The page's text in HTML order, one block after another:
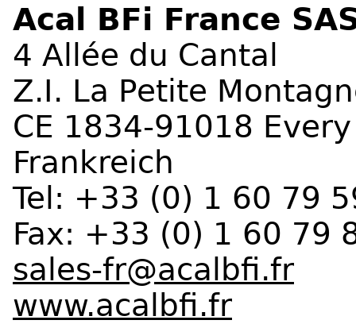
Acal BFi France
4 Allée du Cantal
Z.I. La Petite
CE 1834-91018
Frankreich
Tel: +33 (0) 1 60 79
Fax: +33 (0) 1 60 79
sales-fr@acalbfi.fr
www.acalbfi.fr